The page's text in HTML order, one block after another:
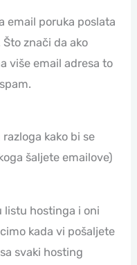
email poruka poslata
znači da ako
više email adresa to
kako bi se
šaljete emailove)
listu hostinga i oni
kada vi pošaljete
svaki hosting